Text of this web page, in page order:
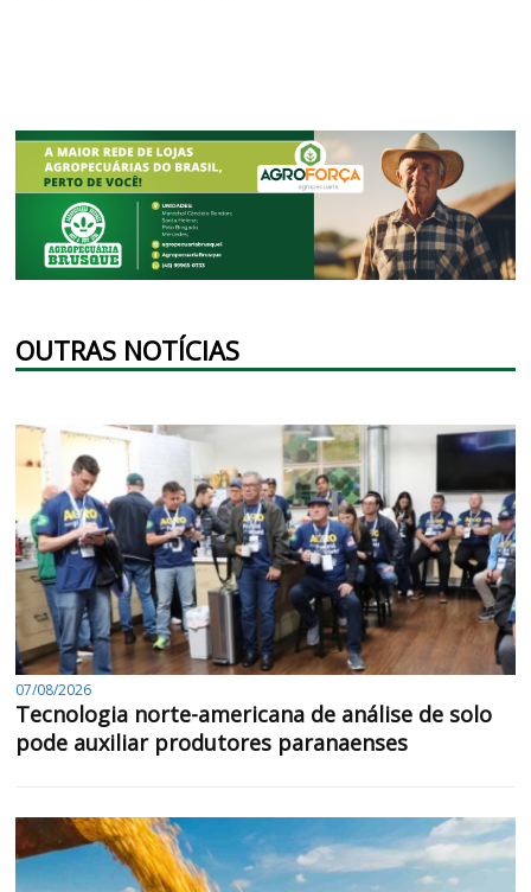
OUTRAS NOTÍCIAS
07/08/2026
Tecnologia norte-americana de análise de solo
pode auxiliar produtores paranaenses